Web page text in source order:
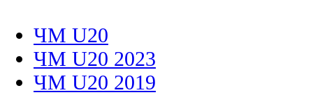
ЧМ U20
ЧМ U20 2023
ЧМ U20 2019